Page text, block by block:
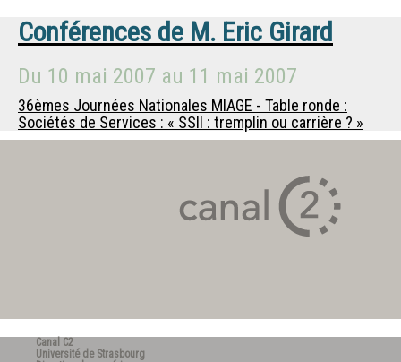
Conférences de M. Eric Girard
Du 10 mai 2007 au 11 mai 2007
36èmes Journées Nationales MIAGE - Table ronde :
Sociétés de Services : « SSII : tremplin ou carrière ? »
Canal C2
Université de Strasbourg